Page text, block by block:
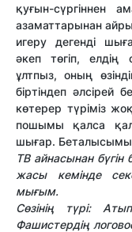
қуғын-сүргіннен
азаматтарынан
игеру дегенді
әкеп төгіп,
ұлтпыз, оның
біртіндеп әлсірей
көтерер түріміз
пошымы қалса
шығар.
ТВ айнасынан
жасы кемінде
мығым.
Сөзінің түрі:
Фашистердің